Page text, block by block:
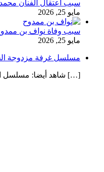
سبب اعتقال الفنان
مايو 25, 2026
سبب وفاة نواف بن
مايو 25, 2026
مسلسل غرفة مزدوجة الحلقة 7 -
[…] شاهد أيضا: مسلسل